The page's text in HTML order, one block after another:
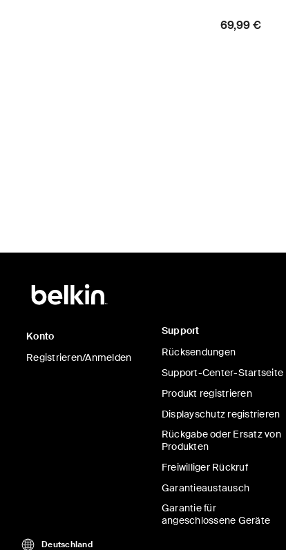
Price:
69,99 €
Konto
Registrieren/Anmelden
Support
Rücksendungen
Support-Center-Startseite
Produkt registrieren
Displayschutz registrieren
Rückgabe oder Ersatz von
Produkten
Freiwilliger Rückruf
Garantieaustausch
Garantie für
angeschlossene Geräte
Deutschland